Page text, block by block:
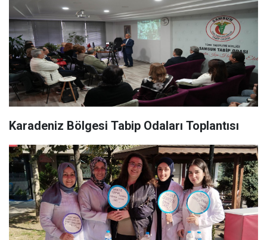
Karadeniz Bölgesi Tabip Odaları Toplantısı